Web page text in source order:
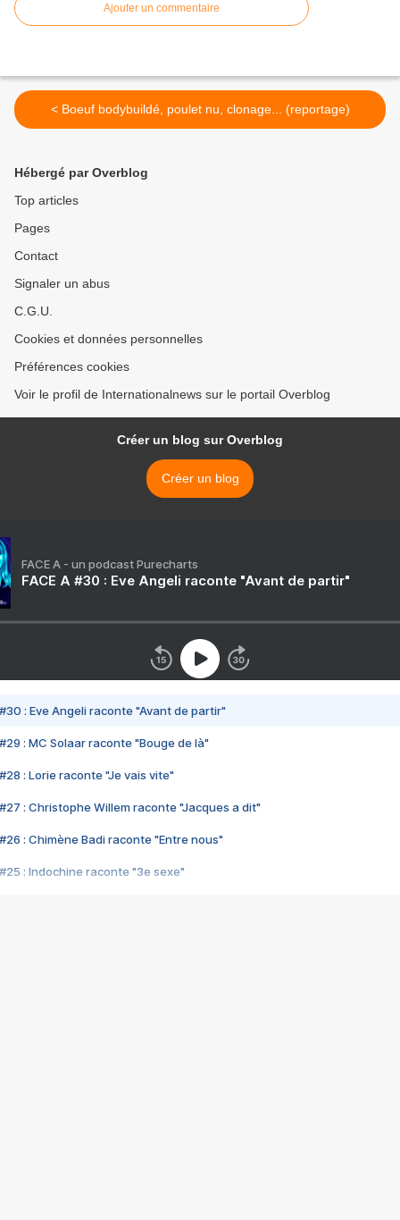
Ajouter un commentaire
< Boeuf bodybuildé, poulet nu, clonage... (reportage)
Hébergé par Overblog
Top articles
Pages
Contact
Signaler un abus
C.G.U.
Cookies et données personnelles
Préférences cookies
Voir le profil de Internationalnews sur le portail Overblog
Créer un blog sur Overblog
Créer un blog
FACE A - un podcast Purecharts
FACE A #30 : Eve Angeli raconte "Avant de partir"
#30 : Eve Angeli raconte "Avant de partir"
#29 : MC Solaar raconte "Bouge de là"
#28 : Lorie raconte "Je vais vite"
#27 : Christophe Willem raconte "Jacques a dit"
#26 : Chimène Badi raconte "Entre nous"
#25 : Indochine raconte "3e sexe"